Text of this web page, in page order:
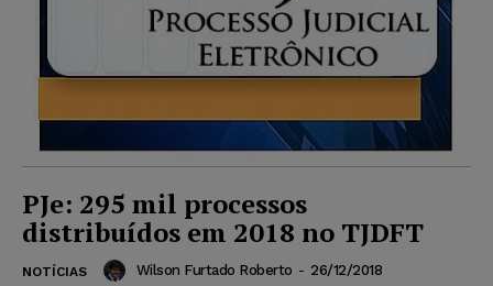
PJe: 295 mil processos
distribuídos em 2018 no TJDFT
NOTÍCIAS Wilson Furtado Roberto - 26/12/2018